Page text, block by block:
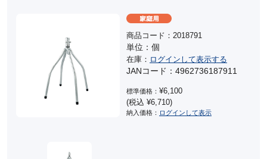
商品コード：2018791
単位：個
在庫： ログインして表示する
JANコード：4962736187911
標準価格： ¥6,100
(税込 ¥6,710)
納入価格： ログインして表示